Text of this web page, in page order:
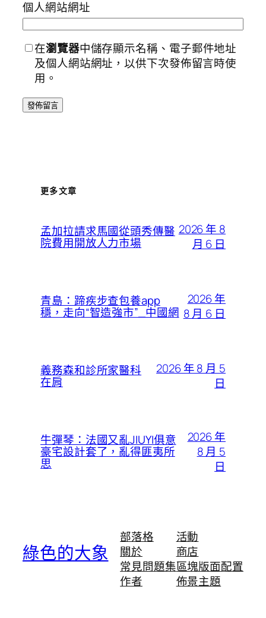
個人網站網址
在瀏覽器中儲存顯示名稱、電子郵件地址
及個人網站網址，以供下次發佈留言時使
用。
更多文章
孟加拉請求馬國從頭秀傳醫
院費用開放人力市場
2026 年 8
月 6 日
青島：蹄疾步查包養app
穩，走向“智造強市”_中國網
2026 年
8 月 6 日
義務森和診所家醫科
在肩
2026 年 8 月 5
日
牛彈琴：法國又亂JIUYI俱意
豪宅設計套了，亂得匪夷所
思
2026 年
8 月 5
日
綠色的大象
部落格
關於
常見問題集
作者
活動
商店
區塊版面配置
佈景主題